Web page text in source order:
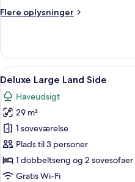
Flere oplysninger
Flere
Room
Land
Side
Indlæs
alle
billeder
af
Deluxe
Large
Land
Side
5
Deluxe Large Land Side
Haveudsigt
29 m²
1 soveværelse
Plads til 3 personer
1 dobbeltseng og 2
Gratis Wi-Fi